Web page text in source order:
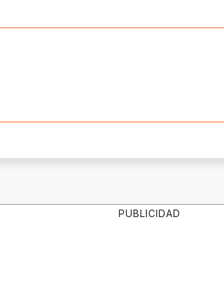
PUBLICIDAD